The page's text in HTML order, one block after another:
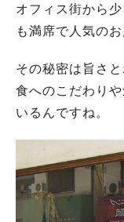
オフィス街から
も満席で人気のお
その秘密は旨さ
食へのこだわり
いるんですね。